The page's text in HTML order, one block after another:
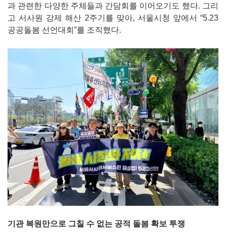
과 관련한 다양한 주체들과 간담회를 이어오기도 했다. 그리
고 서사원 강제 해산 2주기를 맞아, 서울시청 앞에서 “5.23
공공돌봄 선언대회”를 조직했다.
기관 복원만으로 그칠 수 없는 공적 돌봄 확보 투쟁